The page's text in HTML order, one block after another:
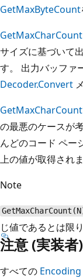
GetMaxByteCount
GetMaxCharCount
サイズに基づいて
す。 出力バッファ
Decoder.Convert
GetMaxCharCount
の最悪のケースが
んどのコード ペー
上の値が取得されま
Note
じ値であるとは限
注意 (実装者)
すべての Encoding